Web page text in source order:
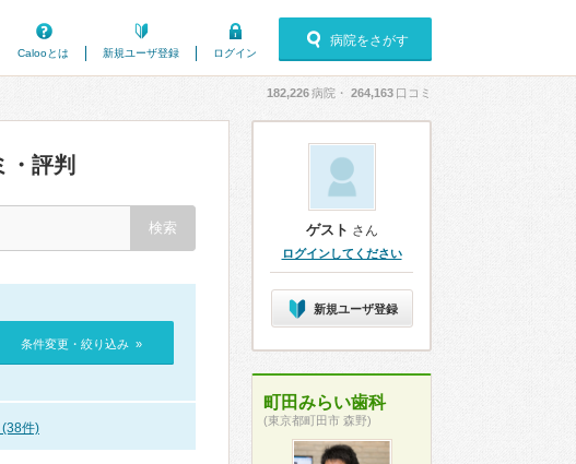
Calooとは
新規ユーザ登録 ログイン
病院をさがす
182,226病院・ 264,163 口コミ
・評判
条件変更・絞り込み »
(38件)
ゲスト さん
ログインしてください
新規ユーザ登録
町田みらい歯科
(東京都町田市 森野)